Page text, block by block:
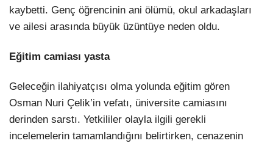
kaybetti. Genç öğrencinin ani ölümü, okul arkadaşları
ve ailesi arasında büyük üzüntüye neden oldu.
Eğitim camiası yasta
Geleceğin ilahiyatçısı olma yolunda eğitim gören
Osman Nuri Çelik’in vefatı, üniversite camiasını
derinden sarstı. Yetkililer olayla ilgili gerekli
incelemelerin tamamlandığını belirtirken, cenazenin